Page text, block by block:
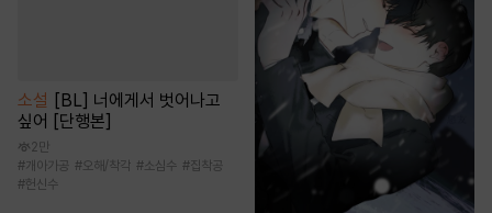
소설
[BL] 너에게서 벗어나고
싶어 [단행본]
2만
# 개아가공 #오해/착각 #소심수 #집착공
#헌신수